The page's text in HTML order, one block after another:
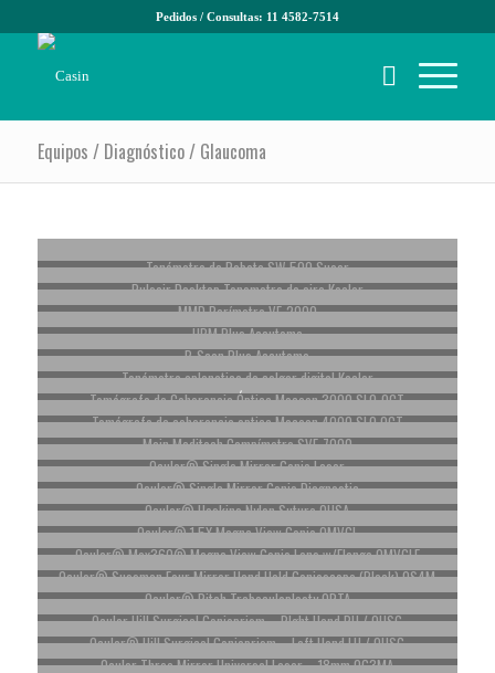
Pedidos / Consultas: 11 4582-7514
Equipos / Diagnóstico / Glaucoma
Tonómetro de Rebote SW-500 Suoer
Pulsair Desktop Tonometro de aire Keeler
MMD Perímetro VF-2000
UBM Plus Accutome
B-Scan Plus Accutome
Tonómetro aplanatico de colgar digital Keeler
Tomógrafo de Coherencia Óptica Mocean 3000 SLO-OCT
Tomógrafo de coherencia optica Mocean 4000 SLO OCT
Main Meditech Campímetro SVF-7000
Ocular® Single Mirror Gonio Laser
Ocular® Single Mirror Gonio Diagnostic
Ocular® Hoskins Nylon Suture OHSA
Ocular® 1.5X Magna View Gonio OMVGL
Ocular® Max360® Magna View Gonio Lens w/Flange OMVGLF
Ocular® Sussman Four Mirror Hand Held Gonioscope (Black) OS4M
Ocular® Ritch Trabeculoplasty ORTA
Ocular Hill Surgical Gonioprism – RIght Hand RH / OHSG
Ocular® Hill Surgical Gonioprism – Left Hand LH / OHSG
Ocular Three Mirror Universal Laser – 18mm OG3MA